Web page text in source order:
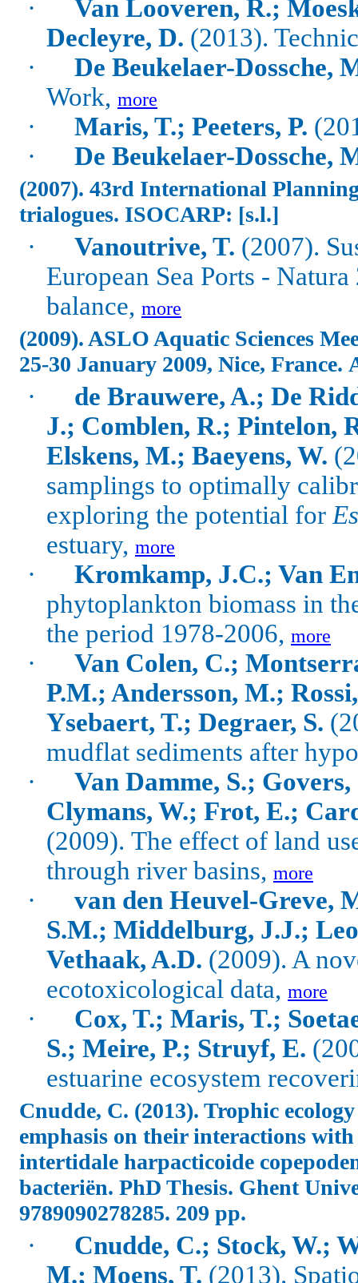
·
Van Looveren, R.;
Decleyre, D. (2013).
·
De Beukelaer-Dossche,
Work, more
· Maris, T.; Peeters, P.
·
De Beukelaer-Dossche,
(2007). 43rd International
trialogues. ISOCARP: [s.l.]
· Vanoutrive, T. (2007).
European Sea Ports -
balance, more
(2009). ASLO Aquatic Sciences
25-30 January 2009, Nice, France.
·
de Brauwere, A.; De
J.; Comblen, R.; Pintelon,
Elskens, M.; Baeyens, W.
samplings to optimally
exploring the potential for
estuary, more
·
Kromkamp, J.C.; Van
phytoplankton biomass in
the period 1978-2006, more
·
Van Colen, C.;
P.M.; Andersson, M.;
Ysebaert, T.; Degraer, S.
mudflat sediments after
·
Van Damme, S.;
Clymans, W.; Frot, E.;
(2009). The effect of land
through river basins, more
·
van den Heuvel-Greve,
S.M.; Middelburg, J.J.;
Vethaak, A.D. (2009). A
ecotoxicological data, more
·
Cox, T.; Maris, T.;
S.; Meire, P.; Struyf, E.
estuarine ecosystem
Cnudde, C. (2013). Trophic
emphasis on their interactions
intertidale harpacticoide
bacteriën. PhD Thesis. Ghent
9789090278285. 209 pp.
·
Cnudde, C.; Stock, W.;
M.; Moens, T. (2013).